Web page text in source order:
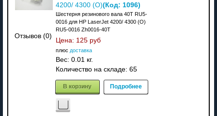
Отзывов (0)
4200/ 4300 (О)(Код: 1096)
Шестерня резинового вала 40T RU5-
0016 для HP LaserJet 4200/ 4300 (О)
RU5-0016 Zh0016-40T
Цена: 125 руб
плюс доставка
Вес: 0.01 кг.
Количество на складе: 65
В корзину Подробнее